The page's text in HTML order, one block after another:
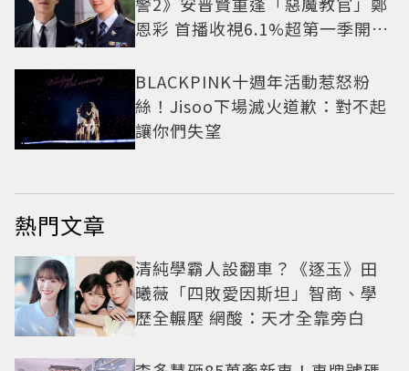
恩彩 首播收視6.1%超第一季開紅
BLACKPINK十週年活動惹怒粉
絲！Jisoo下場滅火道歉：對不起
讓你們失望
熱門文章
清純學霸人設翻車？《逐玉》田
曦薇「四敗愛因斯坦」智商、學
歷全輾壓 網酸：天才全靠旁白